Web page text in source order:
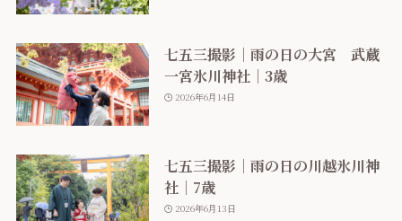
七五三撮影｜雨の日の大宮 武蔵
一宮氷川神社｜3歳
2026年6月14日
七五三撮影｜雨の日の川越氷川神
社｜7歳
2026年6月13日